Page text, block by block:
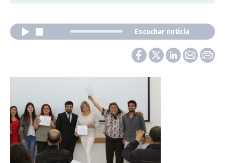
Escuchar noticia